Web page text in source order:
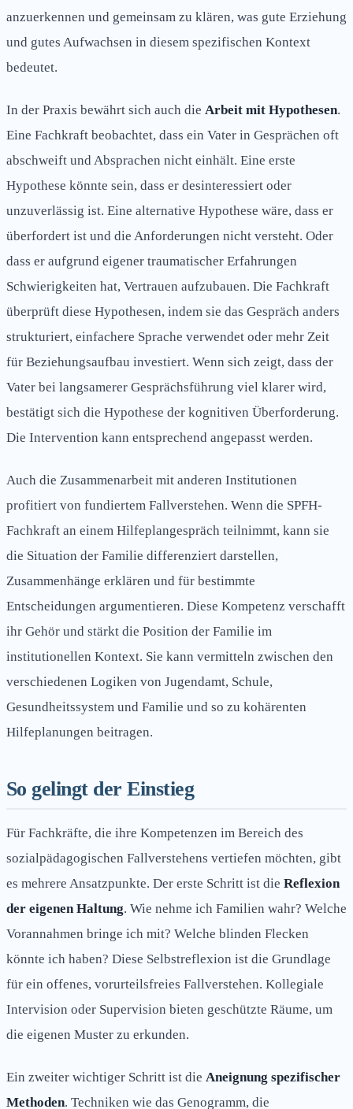
anzuerkennen und gemeinsam zu klären, was gute Erziehung
und gutes Aufwachsen in diesem spezifischen Kontext
bedeutet.
In der Praxis bewährt sich auch die Arbeit mit Hypothesen.
Eine Fachkraft beobachtet, dass ein Vater in Gesprächen oft
abschweift und Absprachen nicht einhält. Eine erste
Hypothese könnte sein, dass er desinteressiert oder
unzuverlässig ist. Eine alternative Hypothese wäre, dass er
überfordert ist und die Anforderungen nicht versteht. Oder
dass er aufgrund eigener traumatischer Erfahrungen
Schwierigkeiten hat, Vertrauen aufzubauen. Die Fachkraft
überprüft diese Hypothesen, indem sie das Gespräch anders
strukturiert, einfachere Sprache verwendet oder mehr Zeit
für Beziehungsaufbau investiert. Wenn sich zeigt, dass der
Vater bei langsamerer Gesprächsführung viel klarer wird,
bestätigt sich die Hypothese der kognitiven Überforderung.
Die Intervention kann entsprechend angepasst werden.
Auch die Zusammenarbeit mit anderen Institutionen
profitiert von fundiertem Fallverstehen. Wenn die SPFH-
Fachkraft an einem Hilfeplangespräch teilnimmt, kann sie
die Situation der Familie differenziert darstellen,
Zusammenhänge erklären und für bestimmte
Entscheidungen argumentieren. Diese Kompetenz verschafft
ihr Gehör und stärkt die Position der Familie im
institutionellen Kontext. Sie kann vermitteln zwischen den
verschiedenen Logiken von Jugendamt, Schule,
Gesundheitssystem und Familie und so zu kohärenten
Hilfeplanungen beitragen.
So gelingt der Einstieg
Für Fachkräfte, die ihre Kompetenzen im Bereich des
sozialpädagogischen Fallverstehens vertiefen möchten, gibt
es mehrere Ansatzpunkte. Der erste Schritt ist die Reflexion
der eigenen Haltung. Wie nehme ich Familien wahr? Welche
Vorannahmen bringe ich mit? Welche blinden Flecken
könnte ich haben? Diese Selbstreflexion ist die Grundlage
für ein offenes, vorurteilsfreies Fallverstehen. Kollegiale
Intervision oder Supervision bieten geschützte Räume, um
die eigenen Muster zu erkunden.
Ein zweiter wichtiger Schritt ist die Aneignung spezifischer
Methoden. Techniken wie das Genogramm, die